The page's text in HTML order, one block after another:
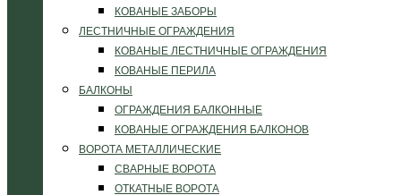
КОВАНЫЕ ЗАБОРЫ
ЛЕСТНИЧНЫЕ ОГРАЖДЕНИЯ
КОВАНЫЕ ЛЕСТНИЧНЫЕ ОГРАЖДЕНИЯ
КОВАНЫЕ ПЕРИЛА
БАЛКОНЫ
ОГРАЖДЕНИЯ БАЛКОННЫЕ
КОВАНЫЕ ОГРАЖДЕНИЯ БАЛКОНОВ
ВОРОТА МЕТАЛЛИЧЕСКИЕ
СВАРНЫЕ ВОРОТА
ОТКАТНЫЕ ВОРОТА